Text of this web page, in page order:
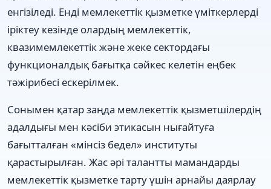
енгізіледі. Енді мемлекеттік қызметке үміткерлерді
іріктеу кезінде олардың мемлекеттік,
квазимемлекеттік және жеке сектордағы
функционалдық бағытқа сәйкес келетін еңбек
тәжірибесі ескерілмек.
Сонымен қатар заңда мемлекеттік қызметшілердің
адалдығы мен кәсіби этикасын нығайтуға
бағытталған «мінсіз бедел» институты
қарастырылған. Жас әрі талантты мамандарды
мемлекеттік қызметке тарту үшін арнайы даярлау